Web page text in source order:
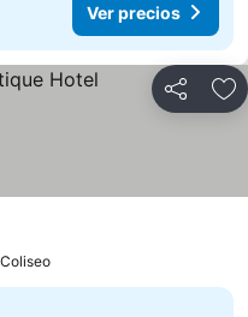
Ver precios
Compartir